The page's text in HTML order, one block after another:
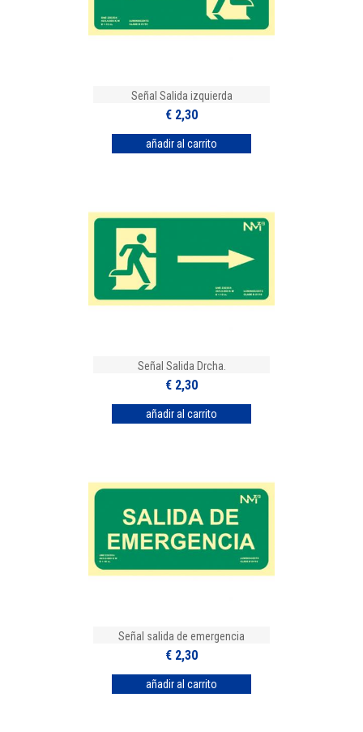
Señal Salida izquierda
€ 2,30
Señal Salida Drcha.
€ 2,30
Señal salida de emergencia
€ 2,30